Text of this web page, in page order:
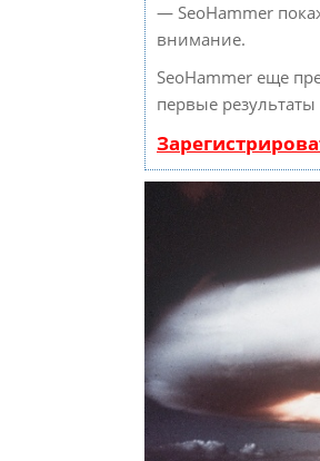
— SeoHammer
внимание.
SeoHammer еще
первые